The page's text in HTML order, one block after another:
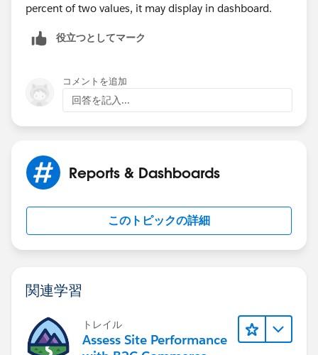
percent of two values, it may display in dashboard.
役立つとしてマーク
コメントを追加
回答を記入...
Reports & Dashboards
このトピックの詳細
関連学習
トレイル
Assess Site Performance